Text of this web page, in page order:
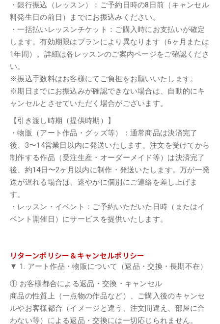
・銀行振込（レッスン）：ご予約日時の8日前（キャンセル
料発生日の前日）までにお振込みください。
・一括払いレッスンチケット：ご購入時にお支払いが確定
します。有効期限はプランにより異なります（6ヶ月または
1年間）。詳細は各レッスンのご案内ページをご確認くださ
い。
※振込手数料はお客様にてご負担をお願いいたします。
※期日までにお振込みが確認できない場合は、自動的にキ
ャンセルとさせていただく場合がございます。
【引き渡し時期（提供時期）】
・物販（アート作品・グッズ等）：通常商品は決済完了
後、3〜14営業日以内に発送いたします。注文を受けてから
制作する作品（受注生産・オーダーメイド等）は決済完了
後、約14日〜2ヶ月以内に制作・発送いたします。万が一発
送が遅れる場合は、速やかに個別にご連絡を差し上げま
す。
・レッスン・イベント：ご予約いただいた日時（またはイ
ベント開催日）にサービスを提供いたします。
リターンポリシー＆キャンセルポリシー
▼ 1. アート作品・物販について（返品・交換・長期不在）
① お客様都合による返品・交換・キャンセル
商品の性質上（一点物の作品など）、ご購入後のキャンセ
ルやお客様都合（イメージと違う、注文間違え、部屋に合
わない等）による返品・交換には一切応じられません。